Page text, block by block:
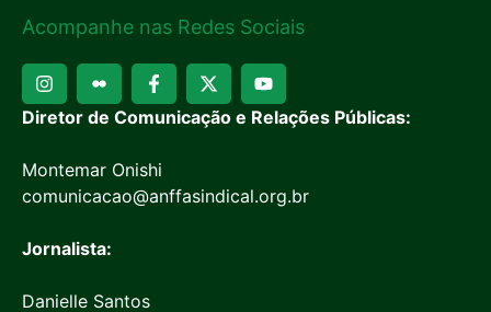
Acompanhe nas Redes Sociais
Diretor de Comunicação e Relações Públicas:
Montemar Onishi
comunicacao@anffasindical.org.br
Jornalista:
Danielle Santos